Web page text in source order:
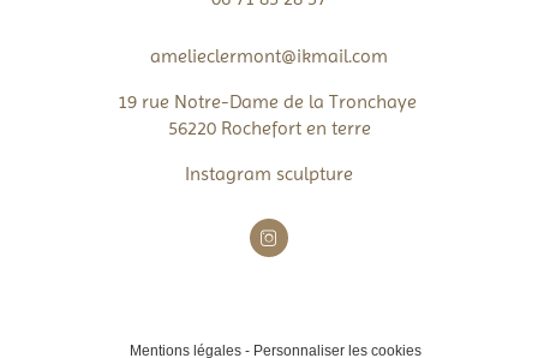
amelieclermont@ikmail.com
19 rue Notre-Dame de la Tronchaye
56220 Rochefort en terre
Instagram sculpture

Mentions légales- Personnaliser les cookies